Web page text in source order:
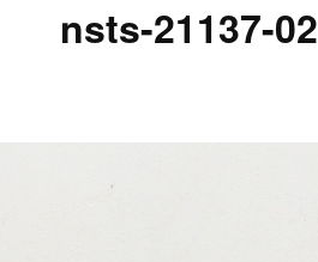
nsts-21137-02